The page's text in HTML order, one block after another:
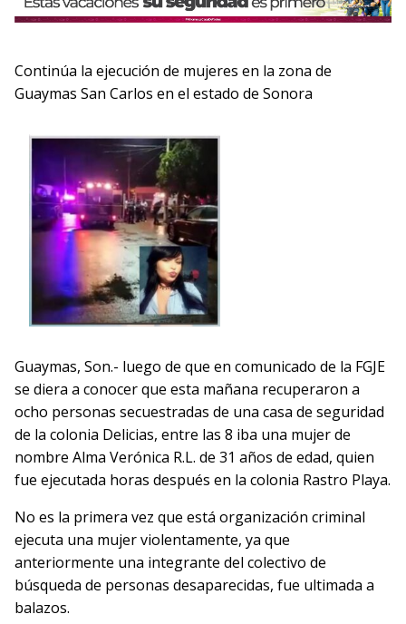
Continúa la ejecución de mujeres en la zona de
Guaymas San Carlos en el estado de Sonora
Guaymas, Son.- luego de que en comunicado de la FGJE
se diera a conocer que esta mañana recuperaron a
ocho personas secuestradas de una casa de seguridad
de la colonia Delicias, entre las 8 iba una mujer de
nombre Alma Verónica R.L. de 31 años de edad, quien
fue ejecutada horas después en la colonia Rastro Playa.
No es la primera vez que está organización criminal
ejecuta una mujer violentamente, ya que
anteriormente una integrante del colectivo de
búsqueda de personas desaparecidas, fue ultimada a
balazos.